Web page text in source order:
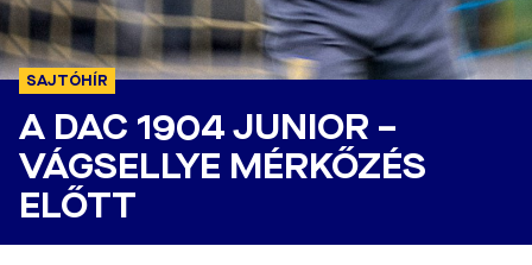
SAJTÓHÍR
A DAC 1904 JUNIOR –
VÁGSELLYE MÉRKŐZÉS
ELŐTT